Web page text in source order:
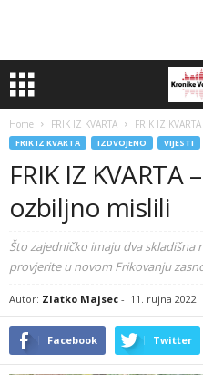
Home FRIK IZ KVARTA FRIK IZ
FRIK IZ KVARTA IZDVOJENO VIJESTI
FRIK IZ KVARTA
ozbiljno mislili
Što zajedničko imaju dva skladišna
provjerite u novom Frikovanju
Autor: Zlatko Majsec - 11. rujna 2022
Facebook Twitter